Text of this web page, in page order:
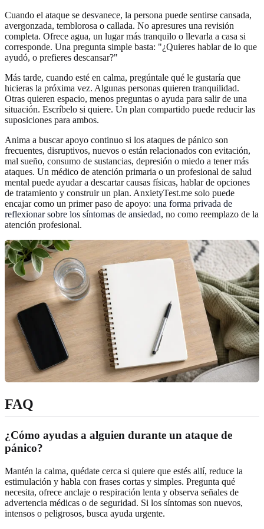
Cuando el ataque se desvanece, la persona puede sentirse cansada,
avergonzada, temblorosa o callada. No apresures una revisión
completa. Ofrece agua, un lugar más tranquilo o llevarla a casa si
corresponde. Una pregunta simple basta: "¿Quieres hablar de lo que
ayudó, o prefieres descansar?"
Más tarde, cuando esté en calma, pregúntale qué le gustaría que
hicieras la próxima vez. Algunas personas quieren tranquilidad.
Otras quieren espacio, menos preguntas o ayuda para salir de una
situación. Escríbelo si quiere. Un plan compartido puede reducir las
suposiciones para ambos.
Anima a buscar apoyo continuo si los ataques de pánico son
frecuentes, disruptivos, nuevos o están relacionados con evitación,
mal sueño, consumo de sustancias, depresión o miedo a tener más
ataques. Un médico de atención primaria o un profesional de salud
mental puede ayudar a descartar causas físicas, hablar de opciones
de tratamiento y construir un plan. AnxietyTest.me solo puede
encajar como un primer paso de apoyo: una forma privada de
reflexionar sobre los síntomas de ansiedad, no como reemplazo de la
atención profesional.
FAQ
¿Cómo ayudas a alguien durante un ataque de
pánico?
Mantén la calma, quédate cerca si quiere que estés allí, reduce la
estimulación y habla con frases cortas y simples. Pregunta qué
necesita, ofrece anclaje o respiración lenta y observa señales de
advertencia médicas o de seguridad. Si los síntomas son nuevos,
intensos o peligrosos, busca ayuda urgente.